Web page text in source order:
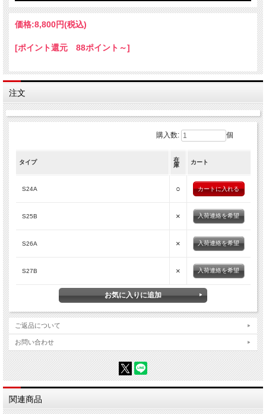
※パッケージに角つぶれ等ダメージがございます。
価格:8,800円(税込)
[ポイント還元 88ポイント～]
注文
購入数: 個
タイプ
在
庫
カート
S24A ○
S25B × 入荷連絡を希望
S26A × 入荷連絡を希望
S27B × 入荷連絡を希望
ご返品について
お問い合わせ
関連商品